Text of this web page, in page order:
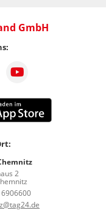
GmbH
2